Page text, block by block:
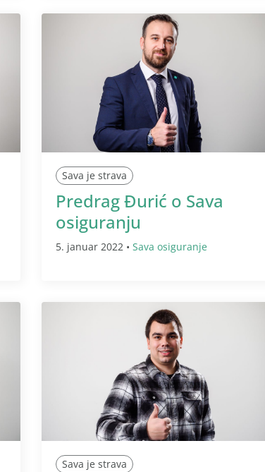
Sava je strava
Predrag Đurić o Sava
osiguranju
5. januar 2022 • Sava osiguranje
Sava je strava